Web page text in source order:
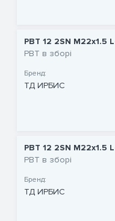
РВТ 12 2SN M22x1.5
РВТ в зборі
Бренд:
ТД ИРБИС
РВТ 12 2SN M22x1.5
РВТ в зборі
Бренд:
ТД ИРБИС